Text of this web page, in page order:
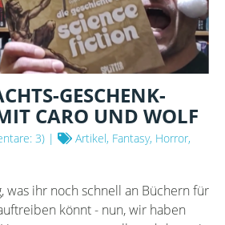
GESCHENK-
CARO UND WOLF
3) |
Artikel, Fantasy, Horror,
was ihr noch schnell an Büchern für
könnt - nun, wir haben